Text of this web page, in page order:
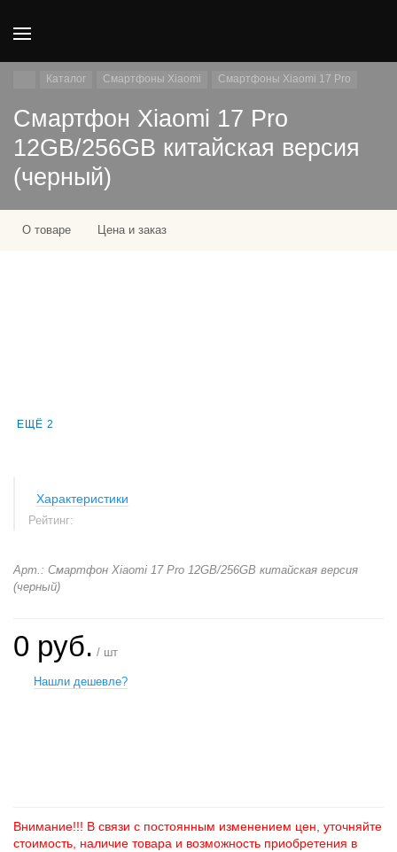
Каталог Смартфоны Xiaomi Смартфоны Xiaomi 17 Pro
Смартфон Xiaomi 17 Pro
12GB/256GB китайская версия
(черный)
О товаре Цена и заказ
ЕЩЁ 2
Характеристики
Рейтинг:
Арт.: Смартфон Xiaomi 17 Pro 12GB/256GB китайская версия
(черный)
0 руб. / шт
Нашли дешевле?
Внимание!!! В связи с постоянным изменением цен, уточняйте
стоимость, наличие товара и возможность приобретения в